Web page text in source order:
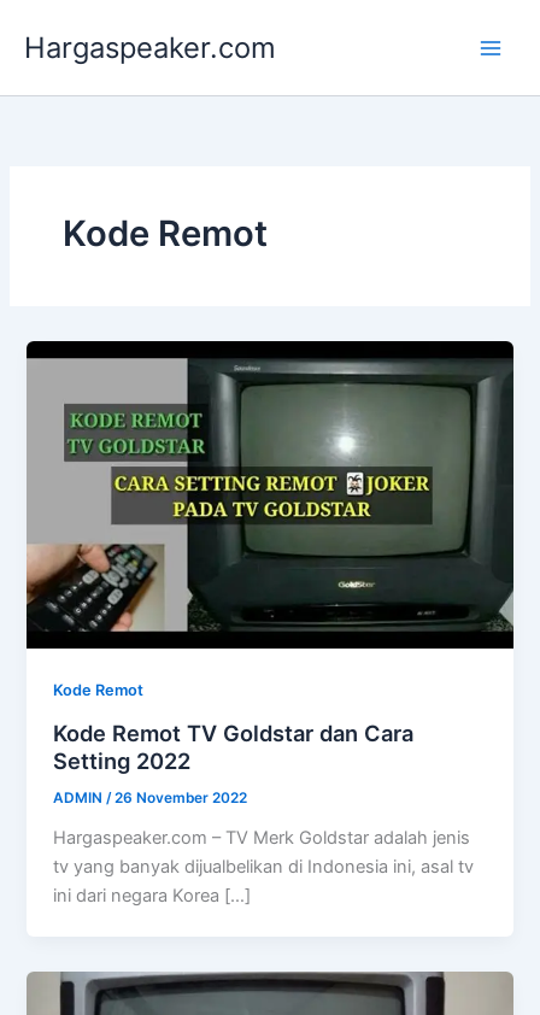
Hargaspeaker.com
Kode Remot
Kode Remot
Kode Remot TV Goldstar dan Cara
Setting 2022
ADMIN/26 November 2022
Hargaspeaker.com – TV Merk Goldstar adalah jenis
tv yang banyak dijualbelikan di Indonesia ini, asal tv
ini dari negara Korea […]